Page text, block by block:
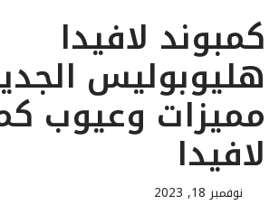
كمبوند لافيدا
هليوبوليس
مميزات وعيوب
لافيدا
نوفمبر 18, 2023